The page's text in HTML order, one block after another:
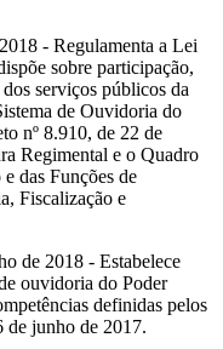
- Regulamenta a Lei
sobre participação,
serviços públicos da
de Ouvidoria do
nº 8.910, de 22 de
Regimental e o Quadro
das Funções de
Fiscalização e
de 2018 - Estabelece
ouvidoria do Poder
definidas pelos
junho de 2017.